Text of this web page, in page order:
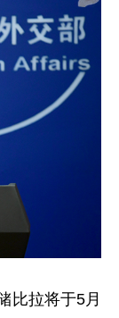
比拉将于5月